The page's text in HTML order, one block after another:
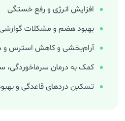
افزایش انرژی و رفع خستگی
بهبود هضم و مشکلات
آرام‌بخشی و کاهش استرس و
کمک به درمان سرماخوردگی،
تسکین دردهای قاعدگی و